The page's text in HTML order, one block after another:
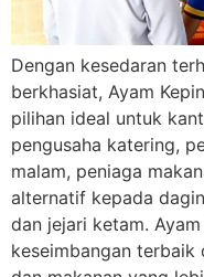
Dengan kesedaran
berkhasiat, Ayam
pilihan ideal untuk
pengusaha katering,
malam, peniaga
alternatif kepada
dan jejari ketam.
keseimbangan terbaik